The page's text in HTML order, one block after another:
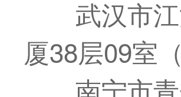
武汉市
厦38层09室
南宁市